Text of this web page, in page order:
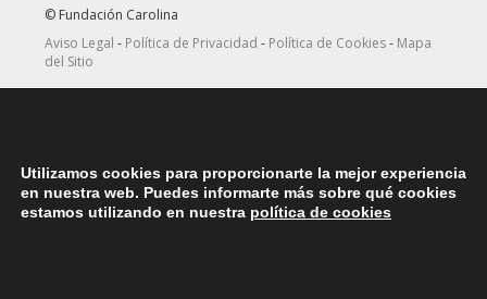
© Fundación Carolina
Aviso Legal - Política de Privacidad - Política de Cookies- Mapa
del Sitio
ASOCIACIONES
Contacta con la asociación de exbecarios de tu paísaquí
Utilizamos cookies para proporcionarte la mejor experiencia
en nuestra web. Puedes informarte más sobre qué cookies
estamos utilizando en nuestra política de cookies